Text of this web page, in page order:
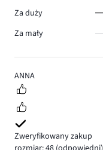
5
ANNA
Zweryfikowany zakup
Za duży
Za mały